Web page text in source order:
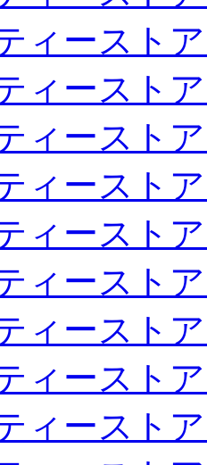
ィースト
ィースト
ィースト
ィースト
ィースト
ィースト
ィースト
ィースト
ィースト